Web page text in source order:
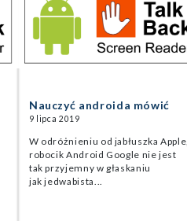
Nauczyć androida mówić
9 lipca 2019
W odróżnieniu od jabłuszka Apple,
robocik Android Google nie jest
tak przyjemny w głaskaniu
jak jedwabista...